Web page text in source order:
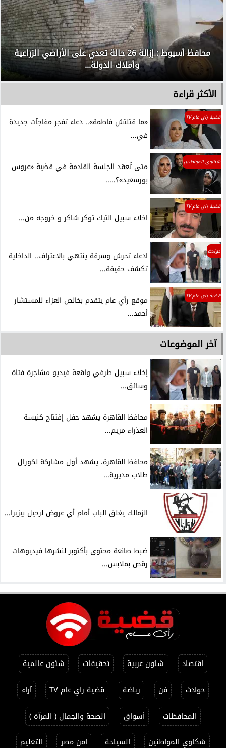
محافظ أسيوط : إزالة 26 حالة تعدي على الأراضي الزراعية
وأملاك الدولة...
الأكثر قراءة
قضية راي عام TV
«ما قتلتش فاطمة».. دعاء تفجر مفاجآت جديدة
في...
شكاوي المواطنين
متى تُعقد الجلسة القادمة في قضية «عروس
بورسعيد»؟.....
قضية راي عام TV
اخلاء سبيل التيك توكر شاكر و خروجه من...
حوادث
ادعاء تحرش وسرقة ينتهي بالاعتراف.. الداخلية
تكشف حقيقة...
قضية راي عام TV
موقع رأي عام يتقدم بخالص العزاء للمستشار
أحمد...
آخر الموضوعات
إخلاء سبيل طرفي واقعة فيديو مشاجرة فتاة
وسائق...
محافظ القاهرة يشهد حفل إفتتاح كنيسة
العذراء مريم...
محافظ القاهرة، يشهد أول مشاركة لكورال
طلاب مديرية...
الزمالك يغلق الباب أمام أي عروض لرحيل بيزيرا...
ضبط صانعة محتوى بأكتوبر لنشرها فيديوهات
رقص بملابس...
اقتصاد شئون عربية تحقيقات
شئون عالمية
حوادث
فن رياضة قضية راي عام TV
آراء
المحافظات
أسواق
الصحة والجمال ( المرآة )
شكاوي المواطنين
السياحة امن مصر التعليم